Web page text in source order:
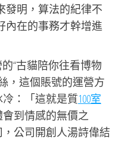
發明，算法的紀律不
內在的事務才幹增進
的“古貓陪你往看博物
，這個賬號的運營方
：「這就是質100室
到情感的無價之
公司開創人湯詩偉結